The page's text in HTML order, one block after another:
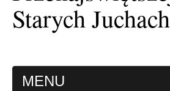
Starych Juchach
MENU